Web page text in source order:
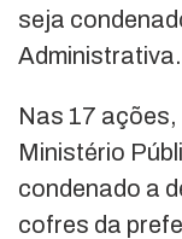
seja
Administrativa.
Nas 17
Ministério
condenado a
cofres da